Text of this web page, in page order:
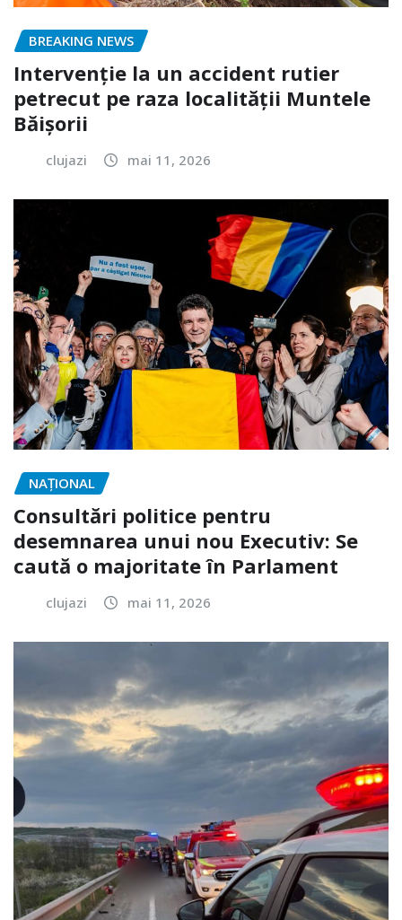
BREAKING NEWS
Intervenție la un accident rutier
petrecut pe raza localității Muntele
Băișorii
clujazi mai 11, 2026
NAŢIONAL
Consultări politice pentru
desemnarea unui nou Executiv: Se
caută o majoritate în Parlament
clujazi mai 11, 2026